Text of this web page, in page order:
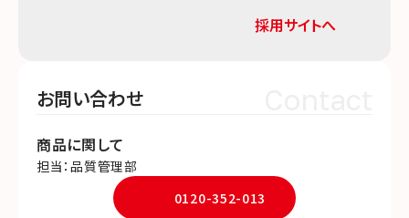
採用サイトへ
お問い合わせ
商品に関して
担当：品質管理部
0120-352-013